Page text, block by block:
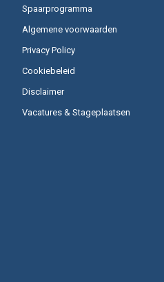
Spaarprogramma
Algemene voorwaarden
Privacy Policy
Cookiebeleid
Disclaimer
Vacatures & Stageplaatsen